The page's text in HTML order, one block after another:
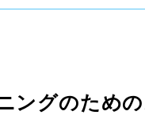
ングのため